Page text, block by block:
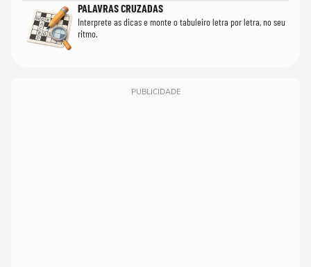
PALAVRAS CRUZADAS
Interprete as dicas e monte o tabuleiro letra por letra, no seu
ritmo.
PUBLICIDADE